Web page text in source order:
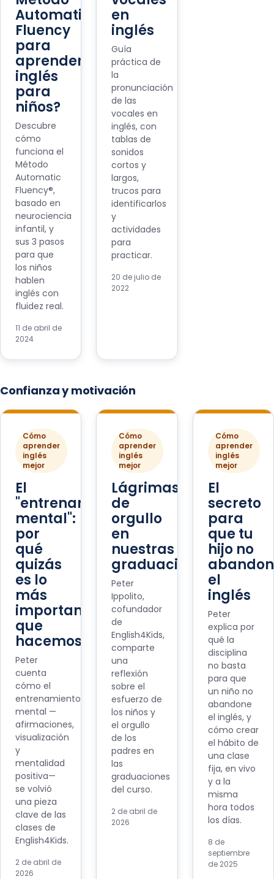
Automatic
Fluency
para
aprender
inglés
para
niños?
Descubre
cómo
funciona el
Método
Automatic
Fluency®,
basado en
neurociencia
infantil, y
sus 3 pasos
para que
los niños
hablen
inglés con
fluidez real.
11 de abril de
2024
en
inglés
Guía
práctica de
la
pronunciación
de las
vocales en
inglés, con
tablas de
sonidos
cortos y
largos,
trucos para
identificarlos
y
actividades
para
practicar.
20 de julio de
2022
Confianza y motivación
Cómo
aprender
inglés
mejor
El
"entrenamiento
mental":
por
qué
quizás
es lo
más
importante
que
hacemos
Peter
cuenta
cómo el
entrenamiento
mental —
afirmaciones,
visualización
y
mentalidad
positiva—
se volvió
una pieza
clave de las
clases de
English4Kids.
2 de abril de
2026
Cómo
aprender
inglés
mejor
Lágrimas
de
orgullo
en
nuestras
graduaciones
Peter
Ippolito,
cofundador
de
English4Kids,
comparte
una
reflexión
sobre el
esfuerzo de
los niños y
el orgullo
de los
padres en
las
graduaciones
del curso.
2 de abril de
2026
Cómo
aprender
inglés
mejor
El
secreto
para
que tu
hijo no
el
inglés
Peter
explica por
qué la
disciplina
no basta
para que
un niño no
abandone
el inglés, y
cómo crear
el hábito de
una clase
fija, en vivo
y a la
misma
hora todos
los días.
8 de
septiembre
de 2025